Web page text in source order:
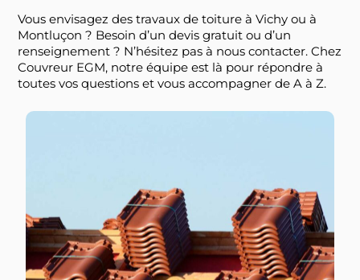
Vous envisagez des travaux de toiture à Vichy ou à
Montluçon ? Besoin d’un devis gratuit ou d’un
renseignement ? N’hésitez pas à nous contacter. Chez
Couvreur EGM, notre équipe est là pour répondre à
toutes vos questions et vous accompagner de A à Z.